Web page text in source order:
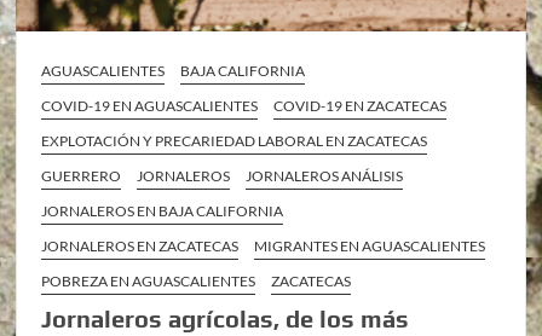
AGUASCALIENTES
BAJA CALIFORNIA
COVID-19 EN AGUASCALIENTES
COVID-19 EN ZACATECAS
EXPLOTACIÓN Y PRECARIEDAD LABORAL EN ZACATECAS
GUERRERO
JORNALEROS
JORNALEROS ANÁLISIS
JORNALEROS EN BAJA CALIFORNIA
JORNALEROS EN ZACATECAS
MIGRANTES EN AGUASCALIENTES
POBREZA EN AGUASCALIENTES
ZACATECAS
Jornaleros agrícolas, de los más